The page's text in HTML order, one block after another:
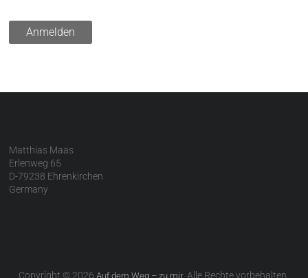
Matthias Maas
Erlenweg 65
D-79238 Ehrenkirchen
Germany
Copyright © 2026Auf dem Weg – zu mir . Alle Rechte vorbehalten.